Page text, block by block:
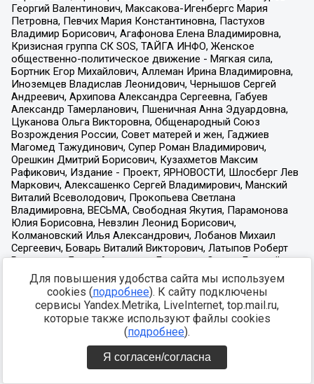
Для повышения удобства сайта мы используем
cookies (подробнее). К сайту подключены
сервисы Yandex.Metrika, LiveInternet, top.mail.ru,
которые также используют файлы cookies
(подробнее).
Я согласен/согласна